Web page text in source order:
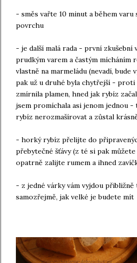
- směs vařte 10 minut a během
povrchu
- je další malá rada - první zkušební
prudkým varem a častým mícháním
vlastně na marmeládu (nevadí, bude
pak už u druhé byla chytřejší - proti
zmírnila plamen, hned jak rybíz
jsem promíchala asi jenom jednou -
rybíz nerozmašírovat a zůstal
- horký rybíz přelijte do
přebytečné šťávy (z té si pak
opatrně zalijte rumem a ihned
- z jedné várky vám vyjdou
samozřejmě, jak velké je budete mít